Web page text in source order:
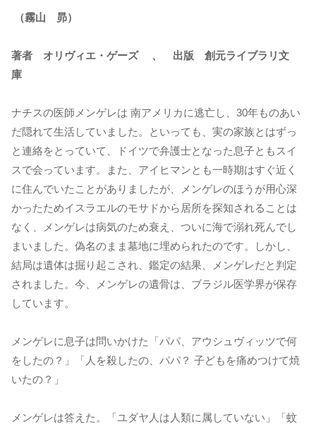
（霧山 昴）
著者 オリヴィエ・ゲーズ 、 出版 創元ライブラリ文
庫
ナチスの医師メンゲレは 南アメリカに逃亡し、30年ものあい
だ隠れて生活していました。といっても、実の家族とはずっ
と連絡をとっていて、ドイツで弁護士となった息子ともスイ
スで会っています。また、アイヒマンとも一時期はすぐ近く
に住んでいたことがありましたが、メンゲレのほうが用心深
かったためイスラエルのモサドから居所を探知されることは
なく、メンゲレは病気のため衰え、ついに海で溺れ死んでし
まいました。偽名のまま墓地に埋められたのです。しかし、
結局は遺体は掘り起こされ、鑑定の結果、メンゲレだと判定
されました。今、メンゲレの遺骨は、ブラジル医学界が保存
しています。
メンゲレに息子は問いかけた「パパ、アウシュヴィッツで何
をしたの？」「人を殺したの、パパ？ 子どもを痛めつけて焼
いたの？」
メンゲレは答えた。「ユダヤ人は人類に属していない」「蚊